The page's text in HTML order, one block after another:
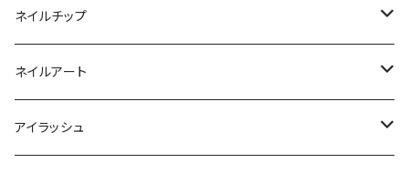
ベーシックカラージェル
マグネットジェル
その他
アセトン
エタノール
ネイルチップ
ノーマルチップ
ソフトジェルチップ
ネイルアート
パール
アイラッシュ